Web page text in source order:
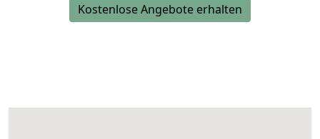
Kostenlose Angebote erhalten